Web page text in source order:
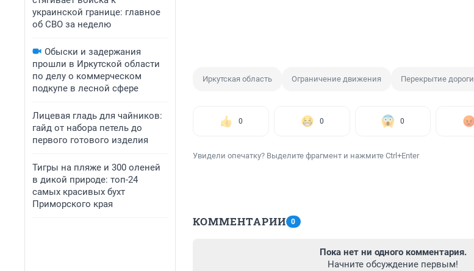
украинской границе: главное
об СВО за неделю
Обыски и задержания
прошли в Иркутской области
по делу о коммерческом
подкупе в лесной сфере
Лицевая гладь для чайников:
гайд от набора петель до
первого готового изделия
Тигры на пляже и 300 оленей
в дикой природе: топ-24
самых красивых бухт
Приморского края
Иркутская область Ограничение движения Перекрытие дороги
0 0 0
Увидели опечатку? Выделите фрагмент и нажмите Ctrl+Enter
КОММЕНТАРИИ 0
Пока нет ни одного комментария.
Начните обсуждение первым!